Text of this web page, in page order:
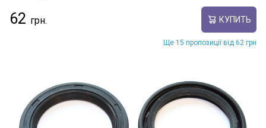
62 КУПИТЬ
Ще 15 пропозиції від 62 грн